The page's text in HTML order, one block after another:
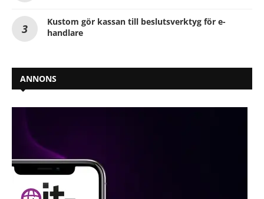
Kustom gör kassan till beslutsverktyg för e-
handlare
ANNONS